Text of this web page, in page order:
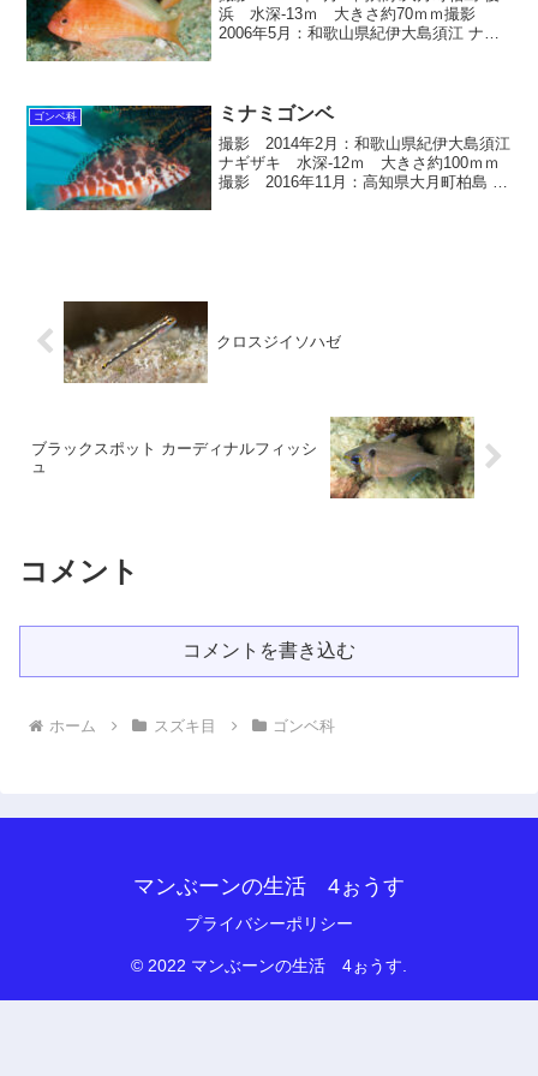
浜 水深-13ｍ 大きさ約70ｍｍ撮影
2006年5月：和歌山県紀伊大島須江 ナギ
ゴンベ科 ミナミゴンベ
撮影 2014年2月：和歌山県紀伊大島須江
ナギザキ 水深-12ｍ 大きさ約100ｍｍ
撮影 2016年11月：高知県大月町柏島 後
クロスジイソハゼ
ブラックスポット カーディナルフィッシ
ュ
コメント
コメントを書き込む
ホーム スズキ目 ゴンベ科
マンぶーンの生活 4ぉうす
プライバシーポリシー
© 2022 マンぶーンの生活 4ぉうす.